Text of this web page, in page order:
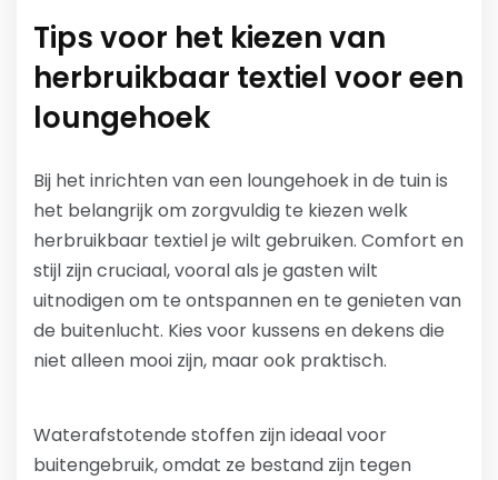
Tips voor het kiezen van
herbruikbaar textiel voor een
loungehoek
Bij het inrichten van een loungehoek in de tuin is
het belangrijk om zorgvuldig te kiezen welk
herbruikbaar textiel je wilt gebruiken. Comfort en
stijl zijn cruciaal, vooral als je gasten wilt
uitnodigen om te ontspannen en te genieten van
de buitenlucht. Kies voor kussens en dekens die
niet alleen mooi zijn, maar ook praktisch.
Waterafstotende stoffen zijn ideaal voor
buitengebruik, omdat ze bestand zijn tegen